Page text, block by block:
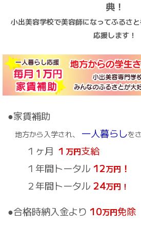
典！
小出美容学校で美容師になってふるさ
応援します！
●家賃補助
地方から入学され、 一人暮らしを
１ヶ月 １ 万円支給
１年間トータル 12万円 ！
２年間トータル 24万円！
●合格時納入金より 10万円免除